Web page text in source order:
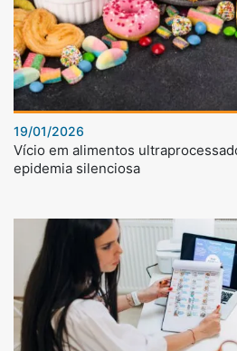
19/01/2026
Vício em alimentos
epidemia silenciosa